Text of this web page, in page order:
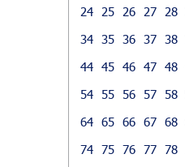
24
25 26 27 28
34 35 36 37 38
44 45 46 47 48
54 55 56 57 58
64 65 66 67 68
74 75 76 77 78